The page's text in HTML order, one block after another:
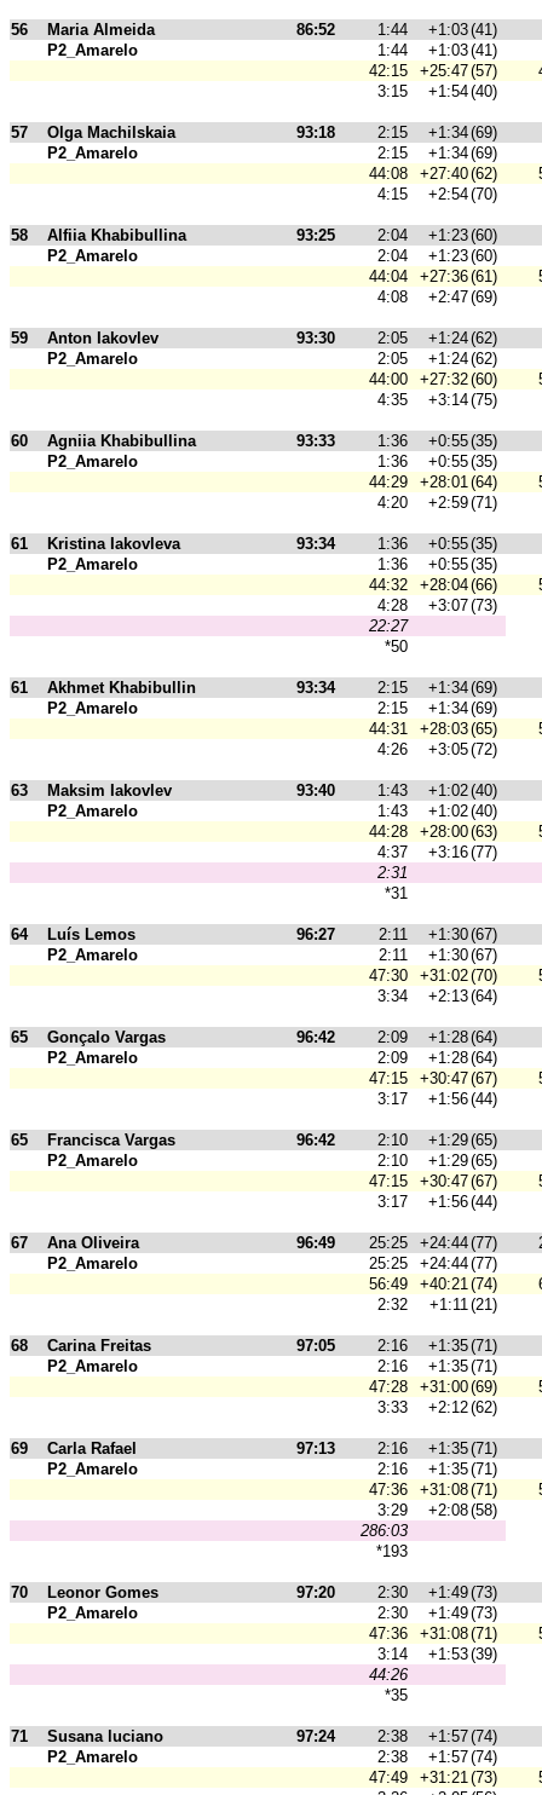
56 Maria Almeida 86:52 1:44 +1:03(41)
P2_Amarelo
1:44 +1:03(41)
42:15
+25:47(57)
3:15
+1:54(40)
57 Olga Machilskaia 93:18 2:15 +1:34(69)
P2_Amarelo
2:15 +1:34(69)
44:08
+27:40(62)
4:15
+2:54(70)
58 Alfiia Khabibullina 93:25 2:04 +1:23(60)
P2_Amarelo
2:04 +1:23(60)
44:04
+27:36(61)
4:08
+2:47(69)
59 Anton Iakovlev 93:30 2:05 +1:24(62)
P2_Amarelo
2:05 +1:24(62)
44:00
+27:32(60)
4:35
+3:14(75)
60 Agniia Khabibullina 93:33 1:36 +0:55(35)
P2_Amarelo
1:36 +0:55(35)
44:29
+28:01(64)
4:20
+2:59(71)
61 Kristina Iakovleva 93:34 1:36 +0:55(35)
P2_Amarelo
1:36 +0:55(35)
44:32
+28:04(66)
4:28
+3:07(73)
22:27
*50
61 Akhmet Khabibullin 93:34 2:15 +1:34(69)
P2_Amarelo
2:15 +1:34(69)
44:31
+28:03(65)
4:26
+3:05(72)
63 Maksim Iakovlev 93:40 1:43 +1:02(40)
P2_Amarelo
1:43 +1:02(40)
44:28
+28:00(63)
4:37
+3:16(77)
2:31
*31
64 Luís Lemos 96:27 2:11 +1:30(67)
P2_Amarelo
2:11 +1:30(67)
47:30
+31:02(70)
3:34
+2:13(64)
65 Gonçalo Vargas 96:42 2:09 +1:28(64)
P2_Amarelo
2:09 +1:28(64)
47:15
+30:47(67)
3:17
+1:56(44)
65 Francisca Vargas 96:42 2:10 +1:29(65)
P2_Amarelo
2:10 +1:29(65)
47:15
+30:47(67)
3:17
+1:56(44)
67 Ana Oliveira 96:49 25:25 +24:44(77)
P2_Amarelo
25:25 +24:44(77)
56:49
+40:21(74)
2:32
+1:11(21)
68 Carina Freitas 97:05 2:16 +1:35(71)
P2_Amarelo
2:16 +1:35(71)
47:28
+31:00(69)
3:33
+2:12(62)
69 Carla Rafael 97:13 2:16 +1:35(71)
P2_Amarelo
2:16 +1:35(71)
47:36
+31:08(71)
3:29
+2:08(58)
286:03
*193
70 Leonor Gomes 97:20 2:30 +1:49(73)
P2_Amarelo
2:30 +1:49(73)
47:36
+31:08(71)
3:14
+1:53(39)
44:26
*35
71 Susana luciano 97:24 2:38 +1:57(74)
P2_Amarelo
2:38 +1:57(74)
47:49
+31:21(73)